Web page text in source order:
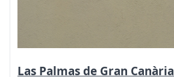
Las Palmas de Gran Canària